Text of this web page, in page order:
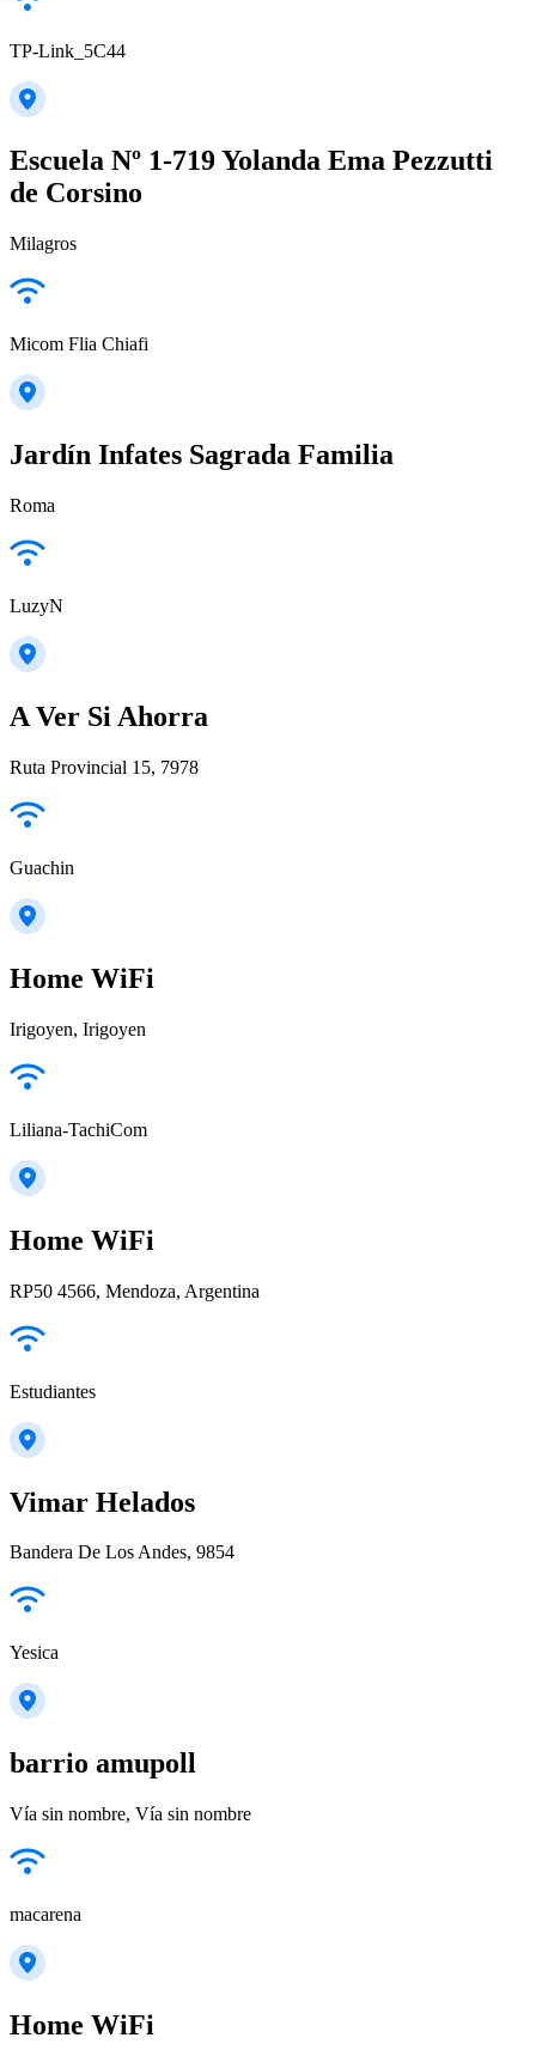
TP-Link_5C44
Escuela Nº 1-719 Yolanda Ema Pezzutti
de Corsino
Milagros
Micom Flia Chiafi
Jardín Infates Sagrada Familia
Roma
LuzyN
A Ver Si Ahorra
Ruta Provincial 15, 7978
Guachin
Home WiFi
Irigoyen, Irigoyen
Liliana-TachiCom
Home WiFi
RP50 4566, Mendoza, Argentina
Estudiantes
Vimar Helados
Bandera De Los Andes, 9854
Yesica
barrio amupoll
Vía sin nombre, Vía sin nombre
macarena
Home WiFi